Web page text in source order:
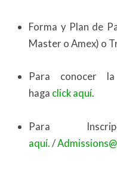
Forma y Plan de
Master o Amex) o
Para conocer
haga click aquí.
Para
aquí. /